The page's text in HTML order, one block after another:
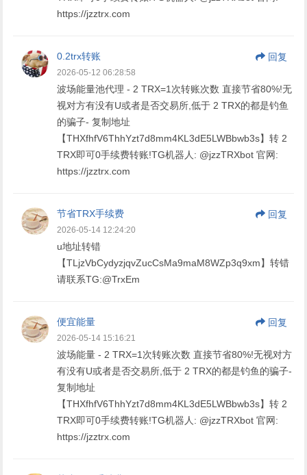
https://jzztrx.com
0.2trx转账 回复
2026-05-12 06:28:58
波场能量池代理 - 2 TRX=1次转账次数 直接节省80%!无
视对方有没有U或者是否交易所,低于 2 TRX的都是钓鱼
的骗子- 复制地址
【THXfhfV6ThhYzt7d8mm4KL3dE5LWBbwb3s】转 2
TRX即可0手续费转账!TG机器人: @jzzTRXbot 官网:
https://jzztrx.com
节省TRX手续费 回复
2026-05-14 12:24:20
u地址转错
【TLjzVbCydyzjqvZucCsMa9maM8WZp3q9xm】转错
请联系TG:@TrxEm
便宜能量 回复
2026-05-14 15:16:21
波场能量 - 2 TRX=1次转账次数 直接节省80%!无视对方
有没有U或者是否交易所,低于 2 TRX的都是钓鱼的骗子-
复制地址
【THXfhfV6ThhYzt7d8mm4KL3dE5LWBbwb3s】转 2
TRX即可0手续费转账!TG机器人: @jzzTRXbot 官网:
https://jzztrx.com